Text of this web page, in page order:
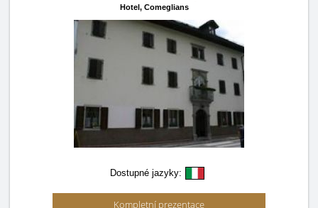
Hotel, Comeglians
Dostupné jazyky:
Kompletní prezentace